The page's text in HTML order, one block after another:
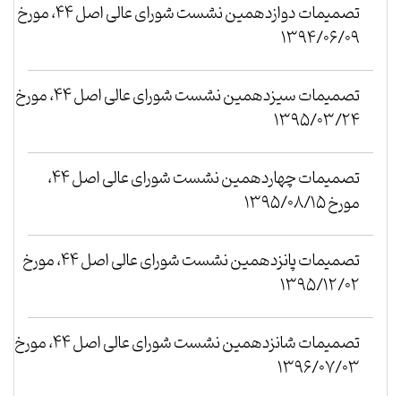
تصمیمات دوازدهمین نشست شورای عالی اصل ۴۴، مورخ
۱۳۹۴/۰۶/۰۹
تصمیمات سیزدهمین نشست شورای عالی اصل ۴۴، مورخ
۱۳۹۵/۰۳/۲۴
تصمیمات چهاردهمین نشست شورای عالی اصل ۴۴،
مورخ ۱۳۹۵/۰۸/۱۵
تصمیمات پانزدهمین نشست شورای عالی اصل ۴۴، مورخ
۱۳۹۵/۱۲/۰۲
تصمیمات شانزدهمین نشست شورای عالی اصل ۴۴، مورخ
۱۳۹۶/۰۷/۰۳